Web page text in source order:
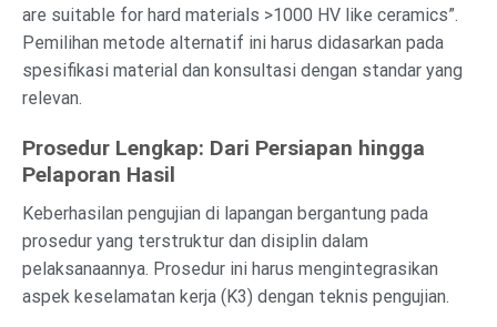
are suitable for hard materials >1000 HV like ceramics”.
Pemilihan metode alternatif ini harus didasarkan pada
spesifikasi material dan konsultasi dengan standar yang
relevan.
Prosedur Lengkap: Dari Persiapan hingga
Pelaporan Hasil
Keberhasilan pengujian di lapangan bergantung pada
prosedur yang terstruktur dan disiplin dalam
pelaksanaannya. Prosedur ini harus mengintegrasikan
aspek keselamatan kerja (K3) dengan teknis pengujian.